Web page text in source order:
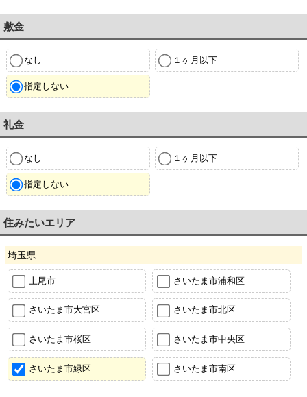
敷金
なし １ヶ月以下
指定しない
礼金
なし １ヶ月以下
指定しない
住みたいエリア
埼玉県
上尾市 さいたま市浦和区
さいたま市大宮区 さいたま市北区
さいたま市桜区 さいたま市中央区
さいたま市緑区 さいたま市南区